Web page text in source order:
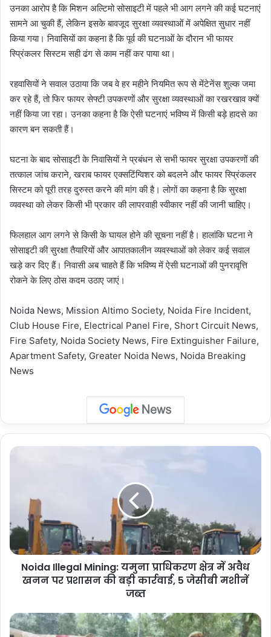
उनका आरोप है कि मिशन अल्टिमो सोसाइटी में पहले भी आग लगने की कई घटनाएं
सामने आ चुकी हैं, लेकिन इसके बावजूद सुरक्षा व्यवस्थाओं में अपेक्षित सुधार नहीं
किया गया। निवासियों का कहना है कि पूर्व की घटनाओं के दौरान भी फायर
स्प्रिंकलर सिस्टम सही ढंग से काम नहीं कर पाया था।
रहवासियों ने सवाल उठाया कि जब वे हर महीने नियमित रूप से मेंटेनेंस शुल्क जमा
कर रहे हैं, तो फिर फायर सेफ्टी उपकरणों और सुरक्षा व्यवस्थाओं का रखरखाव क्यों
नहीं किया जा रहा। उनका कहना है कि ऐसी घटनाएं भविष्य में किसी बड़े हादसे का
कारण बन सकती हैं।
घटना के बाद सोसाइटी के निवासियों ने प्रबंधन से सभी फायर सुरक्षा उपकरणों की
तत्काल जांच कराने, खराब फायर एक्सटिंग्विशर को बदलने और फायर स्प्रिंकलर
सिस्टम को पूरी तरह दुरुस्त करने की मांग की है। लोगों का कहना है कि सुरक्षा
व्यवस्था को लेकर किसी भी प्रकार की लापरवाही स्वीकार नहीं की जानी चाहिए।
फिलहाल आग लगने से किसी के घायल होने की सूचना नहीं है। हालांकि घटना ने
सोसाइटी की सुरक्षा तैयारियों और आपातकालीन व्यवस्थाओं को लेकर कई सवाल
खड़े कर दिए हैं। निवासी अब चाहते हैं कि भविष्य में ऐसी घटनाओं की पुनरावृत्ति
रोकने के लिए ठोस कदम उठाए जाएं।
Noida News, Mission Altimo Society, Noida Fire Incident,
Club House Fire, Electrical Panel Fire, Short Circuit News,
Fire Safety, Noida Society News, Fire Extinguisher Failure,
Apartment Safety, Greater Noida News, Noida Breaking
News
Noida
प्राधिकरण
में
खनन
प्रशासन
कार्रवाई,
5
Noida Illegal Mining: यमुना प्राधिकरण क्षेत्र में अवैध
खनन पर प्रशासन की बड़ी कार्रवाई, 5 जेसीबी मशीनें
जब्त
Noida
Crime